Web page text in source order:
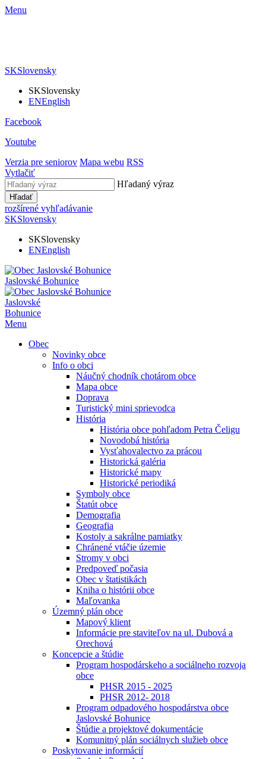
Menu
SKSlovensky
SKSlovensky
ENEnglish
Facebook
Youtube
Verzia pre seniorov Mapa webu RSS
Vytlačiť
Hľadaný výraz
Hľadať
rozšírené vyhľadávanie
SKSlovensky
SKSlovensky
ENEnglish
Jaslovské Bohunice
Jaslovské
Bohunice
Menu
Obec
Novinky obce
Info o obci
Náučný chodník chotárom obce
Mapa obce
Doprava
Turistický mini sprievodca
História
História obce pohľadom Petra Čeligu
Novodobá história
Vysťahovalectvo za prácou
Historická galéria
Historické mapy
Historické periodiká
Symboly obce
Štatút obce
Demografia
Geografia
Kostoly a sakrálne pamiatky
Chránené vtáčie územie
Stromy v obci
Predpoveď počasia
Obec v štatistikách
Kniha o histórii obce
Maľovanka
Územný plán obce
Mapový klient
Informácie pre staviteľov na ul. Dubová a
Orechová
Koncepcie a štúdie
Program hospodárskeho a sociálneho rozvoja
obce
PHSR 2015 - 2025
PHSR 2012- 2018
Program odpadového hospodárstva obce
Jaslovské Bohunice
Štúdie a projektové dokumentácie
Komunitný plán sociálnych služieb obce
Poskytovanie informácií